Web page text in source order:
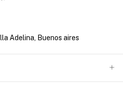
Adelina, Buenos aires